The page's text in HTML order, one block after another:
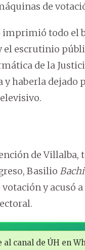
de
imprimió todo
el escrutinio
de la
haberla dejado
de Villalba,
Basilio Bachi
y acusó
canal de ÚH en